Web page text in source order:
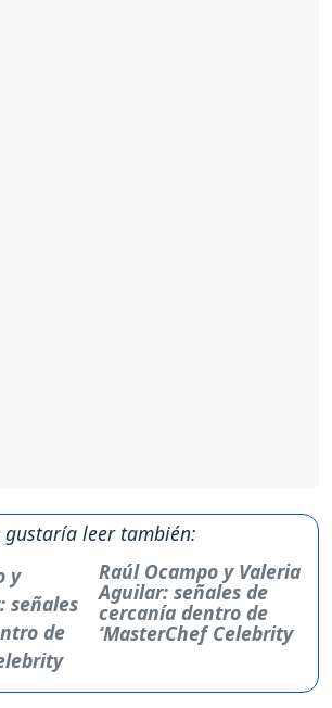
gustaría leer también:
Raúl Ocampo y Valeria
Aguilar: señales de
cercanía dentro de
‘MasterChef Celebrity